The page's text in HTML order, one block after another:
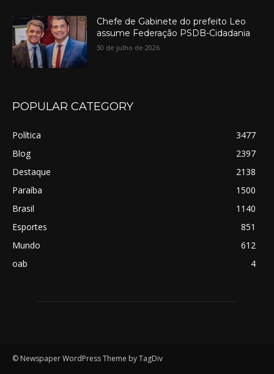
Chefe de Gabinete do prefeito Leo
assume Federação PSDB-Cidadania
30 de julho de 2026
POPULAR CATEGORY
Política
3477
Blog
2397
Destaque
2138
Paraíba
1500
Brasil
1140
Esportes
851
Mundo
612
oab
4
© Newspaper WordPress Theme by TagDiv